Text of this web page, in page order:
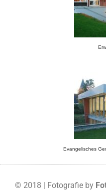
Evangelisches
© 2018 | Fotografie by